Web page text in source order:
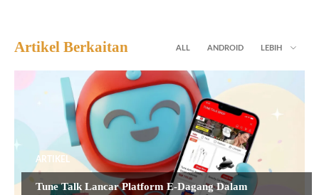
Artikel Berkaitan ALL ANDROID LEBIH
ARTIKEL
Tune Talk Lancar Platform E-Dagang Dalam